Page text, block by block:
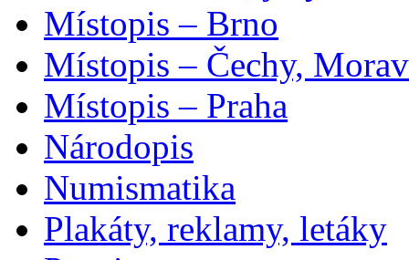
Místopis – Brno
Místopis – Čechy,
Místopis – Praha
Národopis
Numismatika
Plakáty, reklamy, letáky